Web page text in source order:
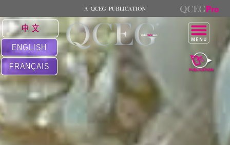
中 文
ENGLISH
FRANÇAIS